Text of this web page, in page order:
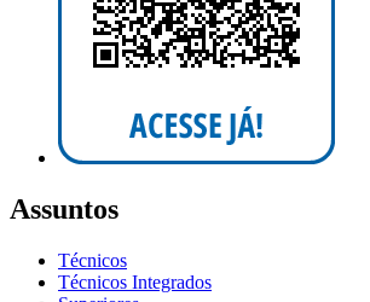
Assuntos
Técnicos
Técnicos Integrados